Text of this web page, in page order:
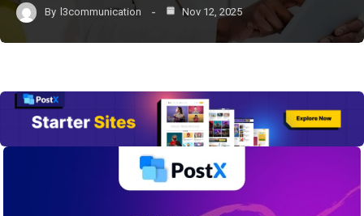
By l3communication Nov 12, 2025